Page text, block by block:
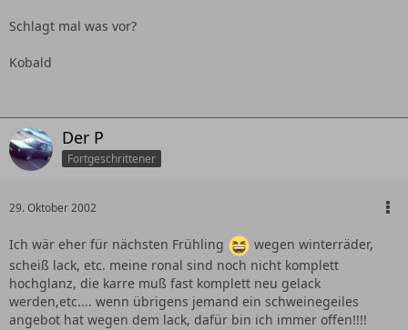
Schlagt mal was vor?
Kobald
Der P
Fortgeschrittener
29. Oktober 2002
Ich wär eher für nächsten Frühling
wegen winterräder,
scheiß lack, etc. meine ronal sind noch nicht komplett
hochglanz, die karre muß fast komplett neu gelack
werden,etc.... wenn übrigens jemand ein schweinegeiles
angebot hat wegen dem lack, dafür bin ich immer offen!!!!